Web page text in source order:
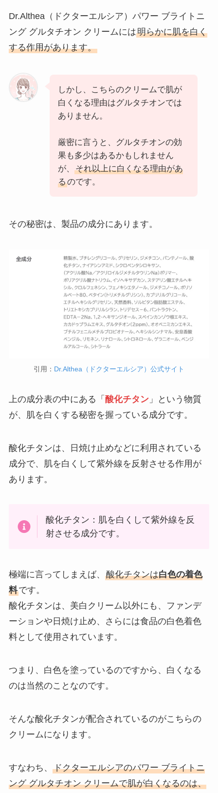
Dr.Althea（ドクターエルシア）パワー ブライトニ
ング グルタチオン クリームには明らかに肌を白く
する作用があります。
しかし、こちらのクリームで肌が
白くなる理由はグルタチオンでは
ありません。
厳密に言うと、グルタチオンの効
果も多少はあるかもしれません
が、
それ以上に白くなる理由があ
るのです。
その秘密は、製品の成分にあります。
引用： Dr.Althea（ドクターエルシア）公式サイト
上の成分表の中にある「 酸化チタン 」という物質
が、肌を白くする秘密を握っている成分です。
酸化チタンは、日焼け止めなどに利用されている
成分で、肌を白くして紫外線を反射させる作用が
あります。
酸化チタン：肌を白くして紫外線を反
射させる成分です。
極端に言ってしまえば、 酸化チタンは白色の着色
料です。
酸化チタンは、美白クリーム以外にも、ファンデ
ーションや日焼け止め、さらには食品の白色着色
料として使用されています。
つまり、白色を塗っているのですから、白くなる
のは当然のことなのです。
そんな酸化チタンが配合されているのがこちらの
クリームになります。
すなわち、 ドクターエルシアのパワー ブライトニ
ング グルタチオン クリームで肌が白くなるのは、